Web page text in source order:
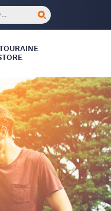
–
DE
DE